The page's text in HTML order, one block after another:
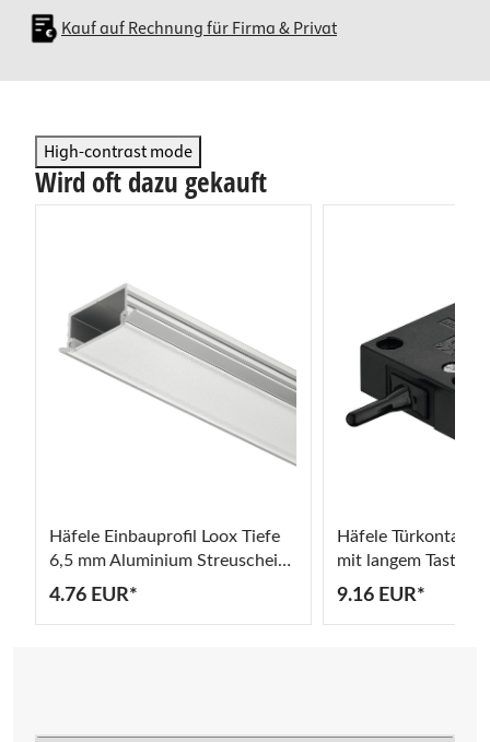
Kauf auf Rechnung für Firma & Privat
High-contrast mode
Wird oft dazu gekauft
Häfele Einbauprofil Loox Tiefe
6,5 mm Aluminium Streuscheibe
mattiert
4.76 EUR*
Häfele
mit langem
9.16 EUR*